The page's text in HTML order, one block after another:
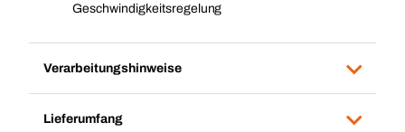
Geschwindigkeitsregelung
Verarbeitungshinweise
Lieferumfang